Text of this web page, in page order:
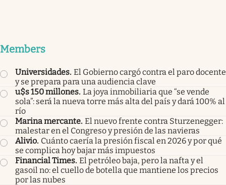
Members
Universidades. El Gobierno cargó contra el paro docente
y se prepara para una audiencia clave
u$s 150 millones. La joya inmobiliaria que “se vende
sola”: será la nueva torre más alta del país y dará 100% al
río
Marina mercante. El nuevo frente contra Sturzenegger:
malestar en el Congreso y presión de las navieras
Alivio. Cuánto caería la presión fiscal en 2026 y por qué
se complica hoy bajar más impuestos
Financial Times. El petróleo baja, pero la nafta y el
gasoil no: el cuello de botella que mantiene los precios
por las nubes